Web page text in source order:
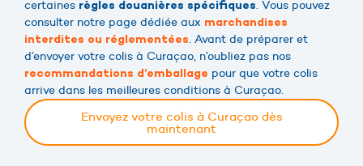
certaines règles douanières spécifiques. Vous pouvez
consulter notre page dédiée aux marchandises
interdites ou réglementées. Avant de préparer et
d’envoyer votre colis à Curaçao, n’oubliez pas nos
recommandations d’emballage pour que votre colis
arrive dans les meilleures conditions à Curaçao.
Envoyez votre colis à Curaçao dès
maintenant